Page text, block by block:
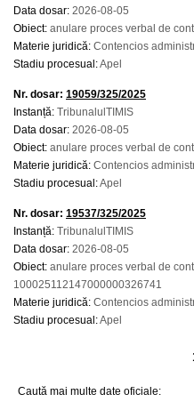
Data dosar: 2026-08-05
Obiect: anulare proces verbal de
Materie juridică: Contencios
Stadiu procesual:Apel
Nr. dosar: 19059/325/2025
Instanță: TribunalulTIMIS
Data dosar: 2026-08-05
Obiect: anulare proces verbal de
Materie juridică: Contencios
Stadiu procesual:Apel
Nr. dosar: 19537/325/2025
Instanță: TribunalulTIMIS
Data dosar: 2026-08-05
Obiect: anulare proces verbal de
100025112147000000326741
Materie juridică: Contencios
Stadiu procesual:Apel
Caută mai multe date oficiale: